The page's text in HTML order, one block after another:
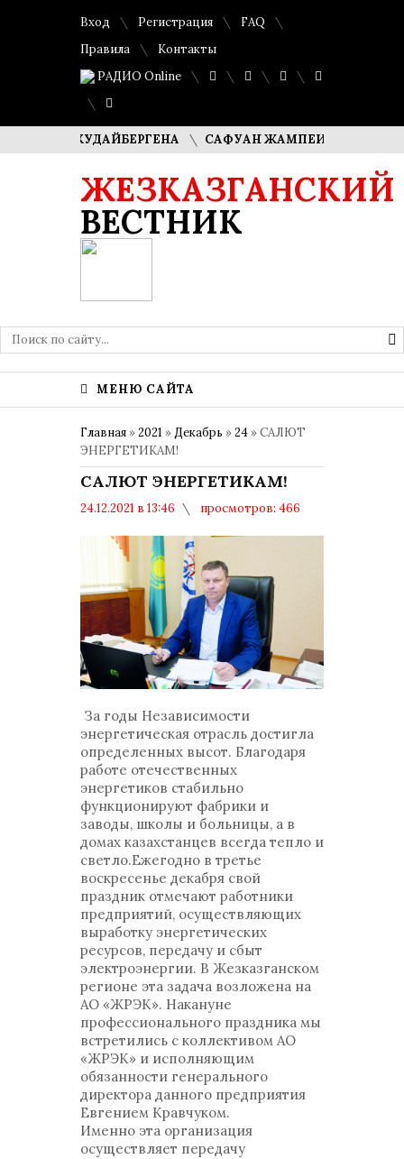
Вход Регистрация
FAQ
Правила
Контакты
РАДИО Online
КУДАЙБЕРГЕНА САФУАН ЖАМПЕИСОВ: «МЫ ХОТИМ
ЖЕЗКАЗГАНСКИЙ
ВЕСТНИК
МЕНЮ САЙТА
Главная »2021 »Декабрь »24 » САЛЮТ
ЭНЕРГЕТИКАМ!
САЛЮТ ЭНЕРГЕТИКАМ!
24.12.2021 в 13:46
просмотров: 466
За годы Независимости
энергетическая отрасль достигла
определенных высот. Благодаря
работе отечественных
энергетиков стабильно
функционируют фабрики и
заводы, школы и больницы, а в
домах казахстанцев всегда тепло и
светло.Ежегодно в третье
воскресенье декабря свой
праздник отмечают работники
предприятий, осуществляющих
выработку энергетических
ресурсов, передачу и сбыт
электроэнергии. В Жезказганском
регионе эта задача возложена на
АО «ЖРЭК». Накануне
профессионального праздника мы
встретились с коллективом АО
«ЖРЭК» и исполняющим
обязанности генерального
директора данного предприятия
Евгением Кравчуком.
Именно эта организация
осуществляет передачу